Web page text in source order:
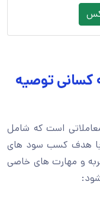
کسانی توصیه
است که شامل
با هدف کسب سود های
و مهارت های خاصی